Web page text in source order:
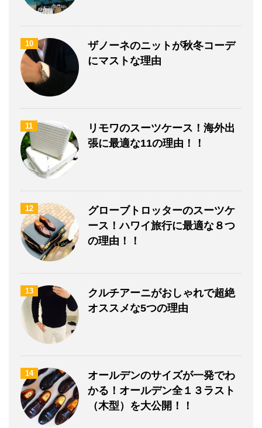
10
ザノーネのニットが秋冬コーデ
にマストな理由
11
リモワのスーツケース！海外出
張に最適な11の理由！！
12
グローブトロッターのスーツケ
ース！ハワイ旅行に最適な８つ
の理由！！
13
クルチアーニがおしゃれで超絶
オススメな5つの理由
14
オールデンのサイズが一発でわ
かる！オールデン全１３ラスト
（木型）を大公開！！